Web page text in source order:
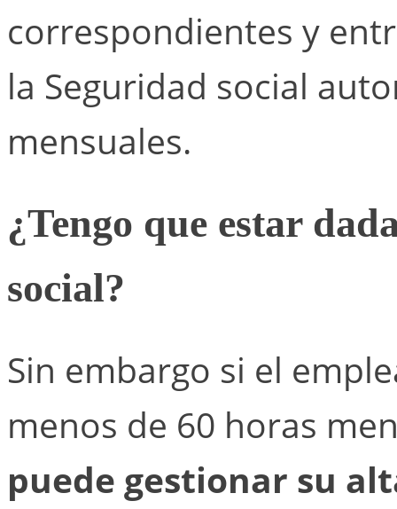
correspondientes y
la Seguridad social
mensuales.
¿Tengo que estar
social?
Sin embargo si el
menos de 60 horas
puede gestionar su